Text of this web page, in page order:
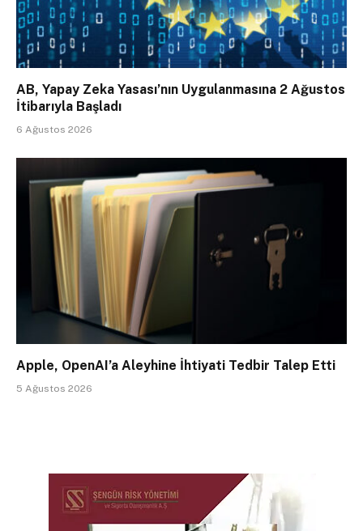
AB, Yapay Zeka Yasası’nın Uygulanmasına 2 Ağustos
İtibarıyla Başladı
6 Ağustos 2026
Apple, OpenAI’a Aleyhine İhtiyati Tedbir Talep Etti
5 Ağustos 2026